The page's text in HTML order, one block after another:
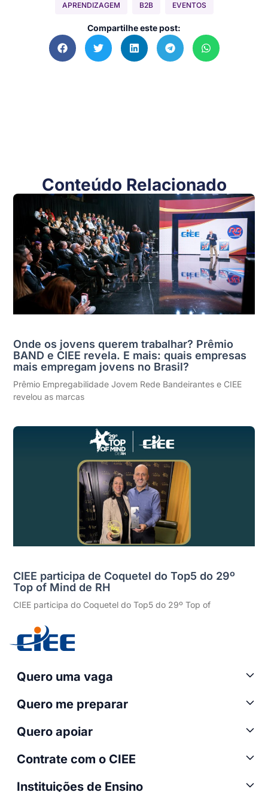
APRENDIZAGEM B2B EVENTOS
Compartilhe este post:
Conteúdo Relacionado
Onde os jovens querem trabalhar? Prêmio
BAND e CIEE revela. E mais: quais empresas
mais empregam jovens no Brasil?
Prêmio Empregabilidade Jovem Rede Bandeirantes e CIEE
revelou as marcas
CIEE participa de Coquetel do Top5 do 29º
Top of Mind de RH
CIEE participa do Coquetel do Top5 do 29º Top of
Quero uma vaga
Quero me preparar
Quero apoiar
Contrate com o CIEE
Instituições de Ensino